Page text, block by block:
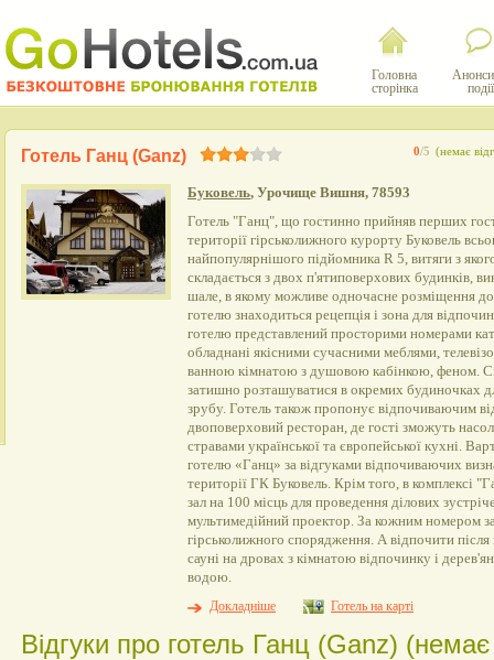
Головна
сторінка
події
0/5 (немає
Готель Ганц (Ganz)
Буковель, Урочище Вишня, 78593
Готель "Ганц", що гостинно прийняв перших
території гірськолижного курорту Буковель
найпопулярнішого підйомника R 5, витяги з
складається з двох п'ятиповерхових будинків,
шале, в якому можливе одночасне розміщення
готелю знаходиться рецепція і зона для
готелю представлений просторими номерами
обладнані якісними сучасними меблями,
ванною кімнатою з душовою кабінкою, феном.
затишно розташуватися в окремих будиночках
зрубу. Готель також пропонує відпочиваючим
двоповерховий ресторан, де гості зможуть
стравами української та європейської кухні.
готелю «Ганц» за відгуками відпочиваючих
території ГК Буковель. Крім того, в комплексі
зал на 100 місць для проведення ділових
мультимедійний проектор. За кожним номером
гірськолижного спорядження. А відпочити
сауні на дровах з кімнатою відпочинку і
водою.
Докладніше
Готель на карті
Відгуки про готель Ганц (Ganz) (немає